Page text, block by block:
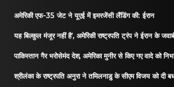
अमेरिकी एफ-35 जेट ने यूएई में इमरजेंसी लैंडिंग की: ईरान
यह बिल्कुल मंजूर नहीं है’, अमेरिकी राष्ट्रपति ट्रंप ने ईरान के
पाकिस्तान गैर भरोसेमंद देश, अमेरिका मुनीर से किए गए वादे को
श्रीलंका के राष्ट्रपति अनुरा ने तमिलनाडु के सीएम विजय को दी